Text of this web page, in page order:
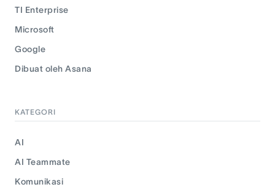
TI Enterprise
Microsoft
Google
Dibuat oleh Asana
KATEGORI
AI
AI Teammate
Komunikasi